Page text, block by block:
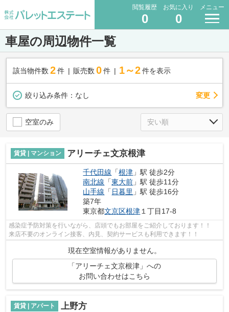
閲覧履歴
0
お気に入り
0
メニュー
車屋の周辺物件一覧
該当物件数 2件 販売数 0 件 1～2 件を表示
絞り込み条件： なし 変更
空室のみ
賃貸 | マンション アリーチェ文京根津
千代田線 「根津 」駅 徒歩2分
南北線 「東大前 」駅 徒歩11分
山手線 「 日暮里 」駅 徒歩16分
築7年
東京都文京区根津 １丁目17-8
感染症予防対策を行いながら、店頭でもお部屋をご紹介しております！！
来店不要のオンライン接客、内見、契約サービスも利用できます！！
現在空室情報がありません。
「アリーチェ文京根津」への
お問い合わせはこちら
賃貸 | アパート 上野方